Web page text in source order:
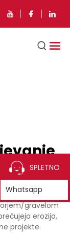
stabilizirajo
gravelom
erozijo,
projekte.
SPLETNO
Whatsapp